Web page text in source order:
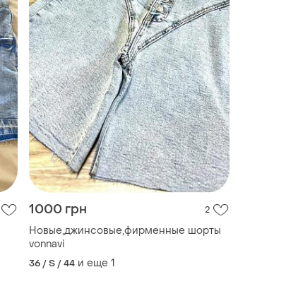
1000 грн 2
Новые,джинсовые,фирменные шорты
vonnavi
36 / S / 44 и еще 1